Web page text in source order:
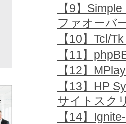
【9】
ファオーバ
【10】Tcl/
【11】
【12】
【13】HP
サイトスク
【14】